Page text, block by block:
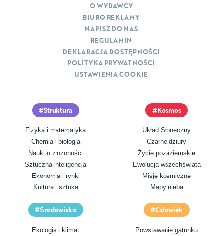
Struktura
Fizyka i matematyka
Chemia i biologia
Nauki o złożoności
Sztuczna inteligencja
Ekonomia i rynki
Kultura i sztuka
Kosmos
Układ Słoneczny
Czarne dziury
Życie pozaziemskie
Ewolucja wszechświata
Misje kosmiczne
Mapy nieba
Środowisko
Ekologia i klimat
Człowiek
Powstawanie gatunku
O WYDAWCY
BIURO REKLAMY
NAPISZ DO NAS
REGULAMIN
DEKLARACJA DOSTĘPNOŚCI
POLITYKA PRYWATNOŚCI
USTAWIENIA COOKIE